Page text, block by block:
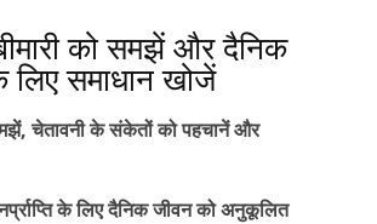
को समझें और दैनिक
लिए समाधान खोजें
चेतावनी के संकेतों को पहचानें और
के लिए दैनिक जीवन को अनुकूलित